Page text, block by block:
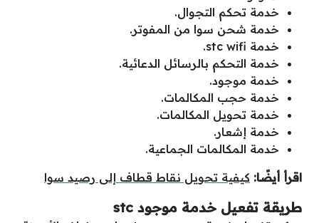
خدمة تحكم التجوال.
خدمة شحن سوا من المفوتر.
خدمة stc wifi.
خدمة التحكم بالرسائل الدعائية.
خدمة موجود.
خدمة حجب المكالمات.
خدمة تحويل المكالمات.
خدمة إشعار.
خدمة المكالمات الجماعية.
اقرأ أيضًا: كيفية تحويل نقاط قطاف إلى رصيد سوا
طريقة تفعيل خدمة موجود stc